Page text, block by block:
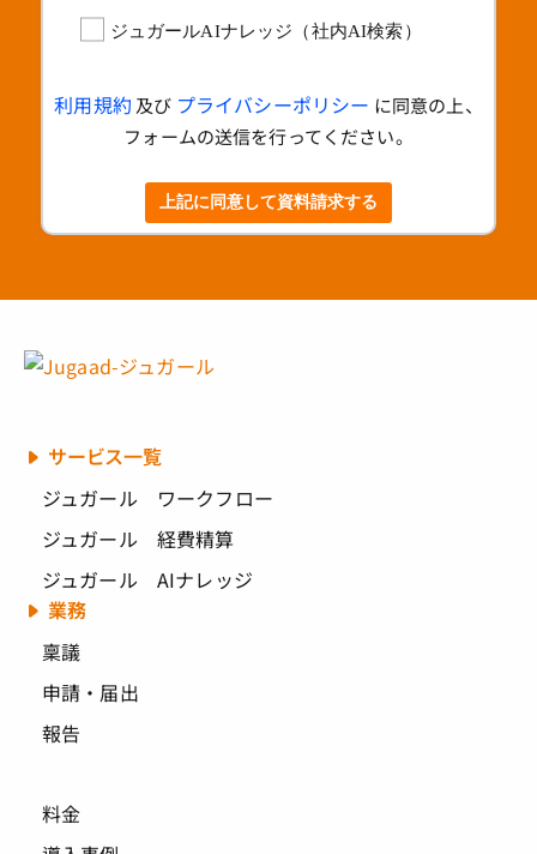
ジュガールAIナレッジ（社内AI検索）
利用規約 及び プライバシーポリシー に同意の上、
フォームの送信を行ってください。
上記に同意して資料請求する
サービス一覧
ジュガール ワークフロー
ジュガール 経費精算
ジュガール AIナレッジ
業務
稟議
申請・届出
報告
料金